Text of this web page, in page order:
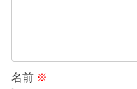
名前 ※